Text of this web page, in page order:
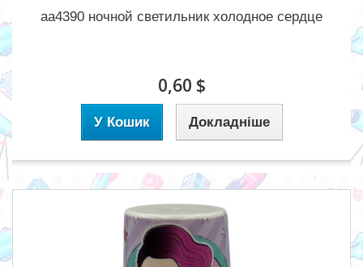
aa4390 ночной светильник холодное сердце
0,60 $
У Кошик Докладніше